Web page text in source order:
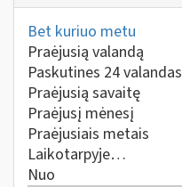
Bet kuriuo metu
Praėjusią valandą
Paskutines 24 valandas
Praėjusią savaitę
Praėjusį mėnesį
Praėjusiais metais
Laikotarpyje…
Nuo